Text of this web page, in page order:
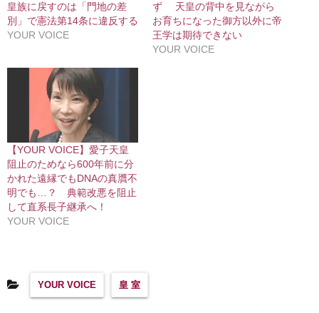
皇族に戻すのは「門地の差
別」で憲法第14条に違反する
YOUR VOICE
ず 天皇の背中を見ながら
お育ちになった御方以外に帝
王学は期待できない
YOUR VOICE
【YOUR VOICE】愛子天皇
阻止のためなら600年前に分
かれた遠縁でもDNAの真贋不
明でも…？ 典範改悪を阻止
して直系長子継承へ！
YOUR VOICE
YOUR VOICE 皇 室